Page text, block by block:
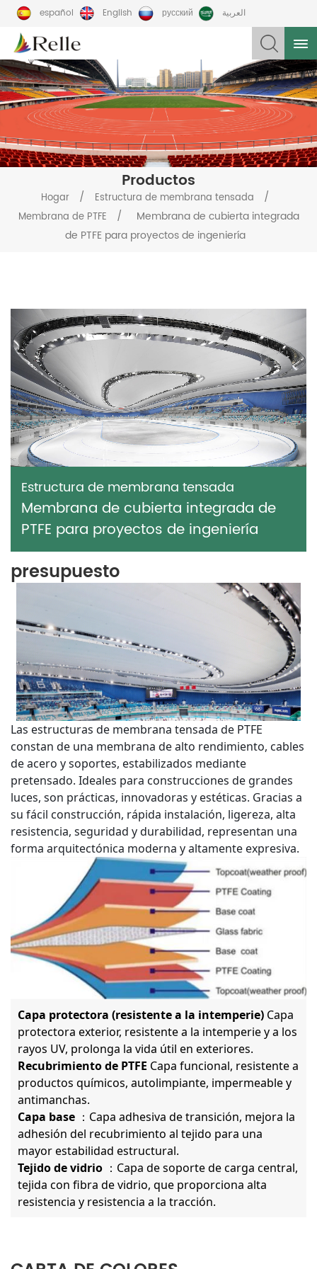
español English русский العربية
Productos
Hogar / Estructura de membrana tensada /
Membrana de PTFE /
Membrana de cubierta integrada
de PTFE para proyectos de ingeniería
Estructura de membrana tensada
Membrana de cubierta integrada de
PTFE para proyectos de ingeniería
presupuesto
Las estructuras de membrana tensada de PTFE
constan de una membrana de alto rendimiento, cables
de acero y soportes, estabilizados mediante
pretensado. Ideales para construcciones de grandes
luces, son prácticas, innovadoras y estéticas. Gracias a
su fácil construcción, rápida instalación, ligereza, alta
resistencia, seguridad y durabilidad, representan una
forma arquitectónica moderna y altamente expresiva.
Capa protectora (resistente a la intemperie) Capa
protectora exterior, resistente a la intemperie y a los
rayos UV, prolonga la vida útil en exteriores.
Recubrimiento de PTFE Capa funcional, resistente a
productos químicos, autolimpiante, impermeable y
antimanchas.
Capa base ：Capa adhesiva de transición, mejora la
adhesión del recubrimiento al tejido para una
mayor estabilidad estructural.
Tejido de vidrio ：Capa de soporte de carga central,
tejida con fibra de vidrio, que proporciona alta
resistencia y resistencia a la tracción.